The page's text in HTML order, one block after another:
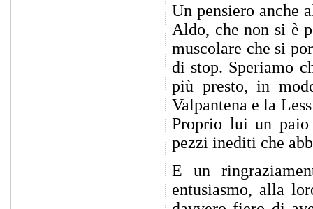
Un pensiero anche
Aldo, che non si è
muscolare che si
di stop. Speriamo
più presto, in
Valpantena e la
Proprio lui un paio
pezzi inediti che
E un
entusiasmo, alla